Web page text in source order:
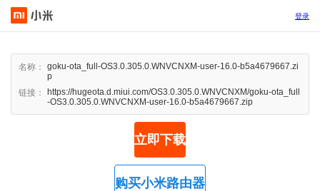
登录
名称：
goku-ota_full-OS3.0.305.0.WNVCNXM-user-16.0-b5a4679667.zi
p
链接：
https://hugeota.d.miui.com/OS3.0.305.0.WNVCNXM/goku-ota_full
-OS3.0.305.0.WNVCNXM-user-16.0-b5a4679667.zip
立即下载
购买小米路由器